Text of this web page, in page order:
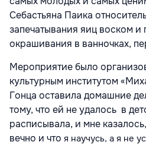
Себастьяна Паика
запечатывания яиц воском и
окрашивания в ванночках,
Мероприятие было
культурным институтом
Гонца оставила домашние
тому, что ей не удалось в
расписывала, и мне
вечно и что я научусь, а я не